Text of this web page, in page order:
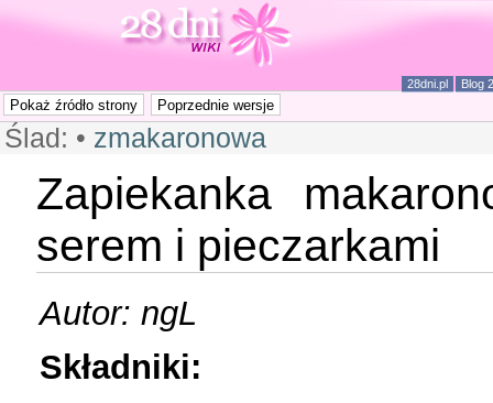
28dni.pl Blog
Ślad: • zmakaronowa
Zapiekanka
serem i pieczarkami
Autor: ngL
Składniki: